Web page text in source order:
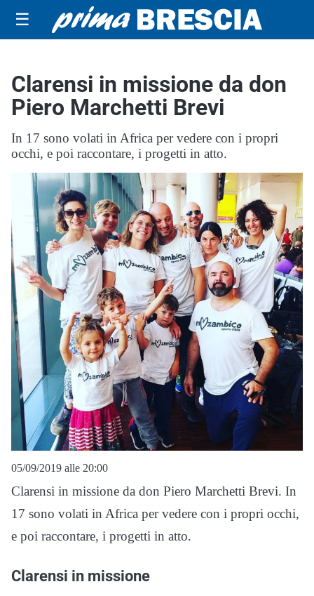
☰
Clarensi in missione da don
Piero Marchetti Brevi
In 17 sono volati in Africa per vedere con i propri
occhi, e poi raccontare, i progetti in atto.
05/09/2019 alle 20:00
Clarensi in missione da don Piero Marchetti Brevi. In
17 sono volati in Africa per vedere con i propri occhi,
e poi raccontare, i progetti in atto.
Clarensi in missione